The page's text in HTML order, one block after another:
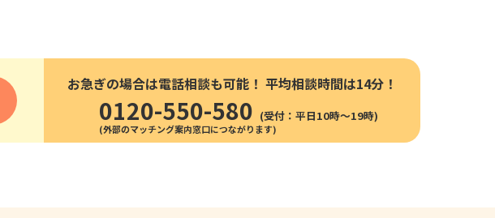
・翻訳
お急ぎの場合は電話相談も可能！ 平均相談時間は14分！
0120-550-580 (受付：平日10時〜19時)